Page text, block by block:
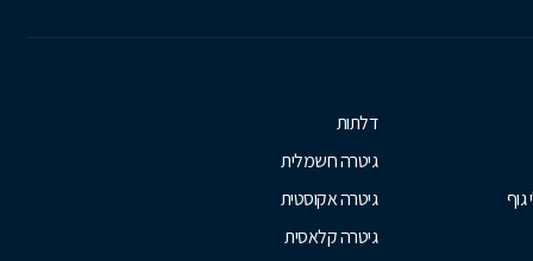
גוף
דלתות
גיטרה חשמלית
גיטרה אקוסטית
גיטרה קלאסית